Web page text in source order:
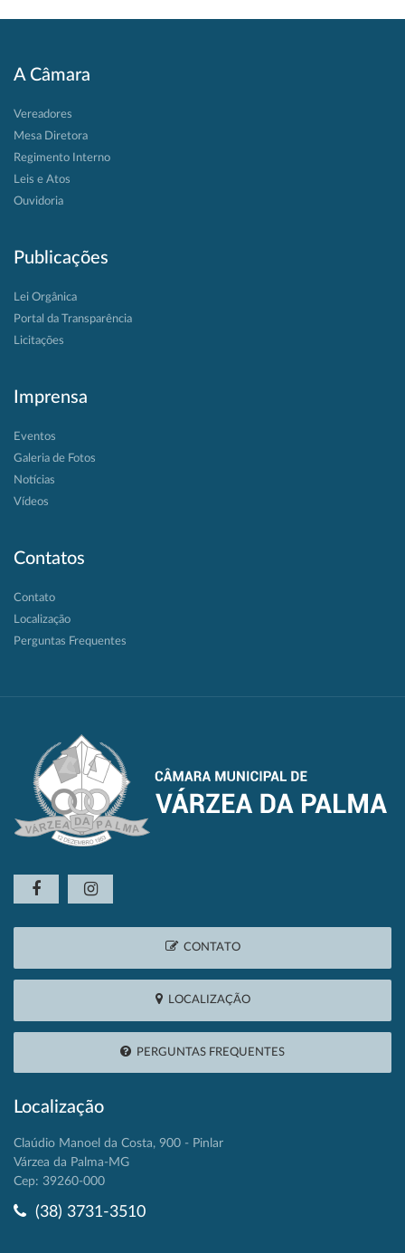
A Câmara
Vereadores
Mesa Diretora
Regimento Interno
Leis e Atos
Ouvidoria
Publicações
Lei Orgânica
Portal da Transparência
Licitações
Imprensa
Eventos
Galeria de Fotos
Notícias
Vídeos
Contatos
Contato
Localização
Perguntas Frequentes
CONTATO
LOCALIZAÇÃO
PERGUNTAS FREQUENTES
Localização
Claúdio Manoel da Costa, 900 - Pinlar
Várzea da Palma-MG
Cep: 39260-000
(38) 3731-3510